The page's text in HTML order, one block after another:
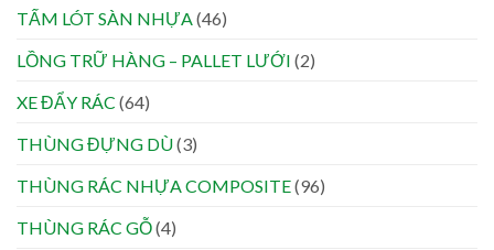
TẤM LÓT SÀN NHỰA(46)
LỒNG TRỮ HÀNG – PALLET LƯỚI (2)
XE ĐẨY RÁC (64)
THÙNG ĐỰNG DÙ(3)
THÙNG RÁC NHỰA COMPOSITE(96)
THÙNG RÁC GỖ(4)